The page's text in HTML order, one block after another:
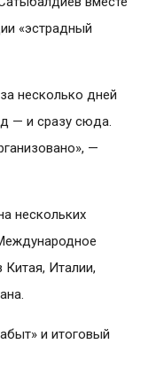
«эстрадный
несколько дней
— и сразу сюда.
—
нескольких
Италии,
и итоговый